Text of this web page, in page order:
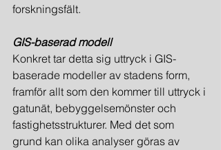
forskningsfält.
GIS-baserad modell
Konkret tar detta sig uttryck i GIS-
baserade modeller av stadens form,
framför allt som den kommer till uttryck i
gatunät, bebyggelsemönster och
fastighetsstrukturer. Med det som
grund kan olika analyser göras av